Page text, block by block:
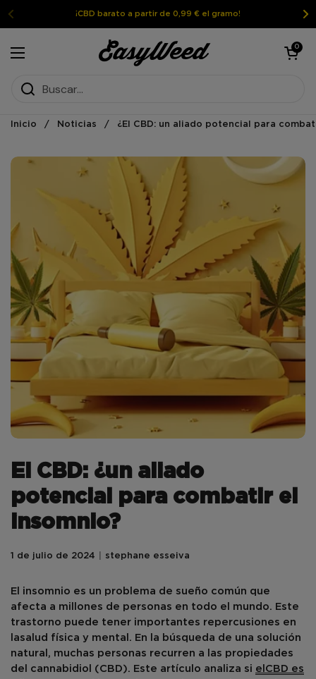
Ir al contenido ¡CBD barato a partir de 0,99 € el gramo!
Abrir el menú
Abrir la
0
Inicio / Noticias / ¿El CBD: un aliado potencial para
El CBD: ¿un aliado
potencial para combatir el
insomnio?
1 de julio de 2024 stephane esseiva
El insomnio es un problema de sueño común que
afecta a millones de personas en todo el mundo. Este
trastorno puede tener importantes repercusiones en
lasalud física y mental . En la búsqueda de una solución
natural, muchas personas recurren a las propiedades
del cannabidiol (CBD). Este artículo analiza si el CBD es